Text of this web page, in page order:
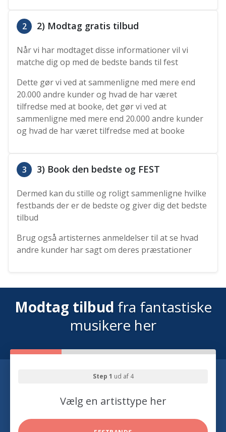
2 2) Modtag gratis tilbud
Når vi har modtaget disse informationer vil vi
matche dig op med de bedste bands til fest
Dette gør vi ved at sammenligne med mere end
20.000 andre kunder og hvad de har været
tilfredse med at booke, det gør vi ved at
sammenligne med mere end 20.000 andre kunder
og hvad de har været tilfredse med at booke
3 3) Book den bedste og FEST
Dermed kan du stille og roligt sammenligne hvilke
festbands der er de bedste og giver dig det bedste
tilbud
Brug også artisternes anmeldelser til at se hvad
andre kunder har sagt om deres præstationer
Modtag tilbud fra fantastiske
musikere her
Step 1 ud af 4
Vælg en artisttype her